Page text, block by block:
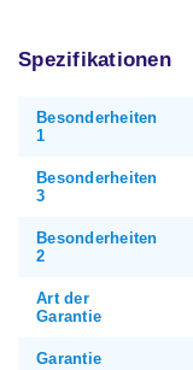
Spezifikationen
Besonderheiten
1
Besonderheiten
3
Besonderheiten
2
Art der
Garantie
Garantie